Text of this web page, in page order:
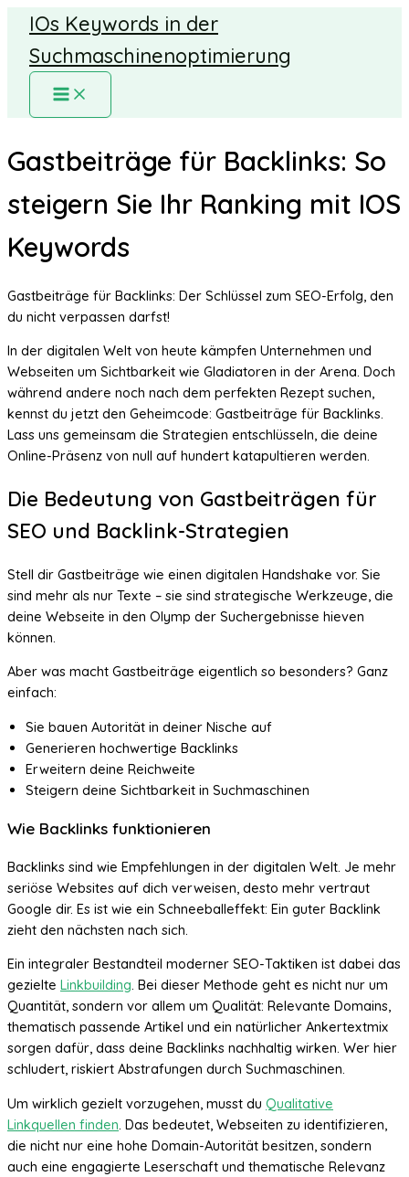
Zum
Inhalt
springen
IOs Keywords in der
Suchmaschinenoptimierung
MAIN
MENU
Gastbeiträge für Backlinks: So
steigern Sie Ihr Ranking mit IOS
Keywords
Gastbeiträge für Backlinks: Der Schlüssel zum SEO-Erfolg, den
du nicht verpassen darfst!
In der digitalen Welt von heute kämpfen Unternehmen und
Webseiten um Sichtbarkeit wie Gladiatoren in der Arena. Doch
während andere noch nach dem perfekten Rezept suchen,
kennst du jetzt den Geheimcode: Gastbeiträge für Backlinks.
Lass uns gemeinsam die Strategien entschlüsseln, die deine
Online-Präsenz von null auf hundert katapultieren werden.
Die Bedeutung von Gastbeiträgen für
SEO und Backlink-Strategien
Stell dir Gastbeiträge wie einen digitalen Handshake vor. Sie
sind mehr als nur Texte – sie sind strategische Werkzeuge, die
deine Webseite in den Olymp der Suchergebnisse hieven
können.
Aber was macht Gastbeiträge eigentlich so besonders? Ganz
einfach:
Sie bauen Autorität in deiner Nische auf
Generieren hochwertige Backlinks
Erweitern deine Reichweite
Steigern deine Sichtbarkeit in Suchmaschinen
Wie Backlinks funktionieren
Backlinks sind wie Empfehlungen in der digitalen Welt. Je mehr
seriöse Websites auf dich verweisen, desto mehr vertraut
Google dir. Es ist wie ein Schneeballeffekt: Ein guter Backlink
zieht den nächsten nach sich.
Ein integraler Bestandteil moderner SEO-Taktiken ist dabei das
gezielte Linkbuilding. Bei dieser Methode geht es nicht nur um
Quantität, sondern vor allem um Qualität: Relevante Domains,
thematisch passende Artikel und ein natürlicher Ankertextmix
sorgen dafür, dass deine Backlinks nachhaltig wirken. Wer hier
schludert, riskiert Abstrafungen durch Suchmaschinen.
Um wirklich gezielt vorzugehen, musst du Qualitative
Linkquellen finden. Das bedeutet, Webseiten zu identifizieren,
die nicht nur eine hohe Domain-Autorität besitzen, sondern
auch eine engagierte Leserschaft und thematische Relevanz